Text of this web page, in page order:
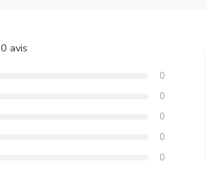
0 avis
0
0
0
0
0